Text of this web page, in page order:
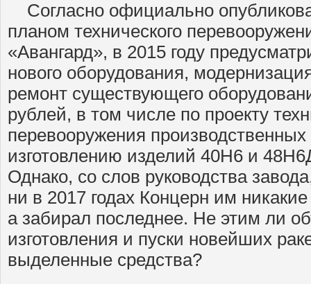
Согласно официально
планом технического
«Авангард», в 2015 году
нового оборудования,
ремонт существующего
рублей, в том числе по проекту
перевооружения
изготовлению изделий 40Н6 и
Однако, со слов руководства
ни в 2017 годах Концерн им
а забирал последнее. Не этим ли
изготовления и пуски новейших
выделенные средства?